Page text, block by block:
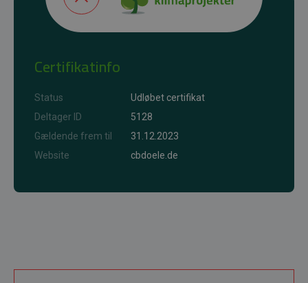
Certifikatinfo
Status
Udløbet certifikat
Deltager ID
5128
Gældende frem til
31.12.2023
Website
cbdoele.de